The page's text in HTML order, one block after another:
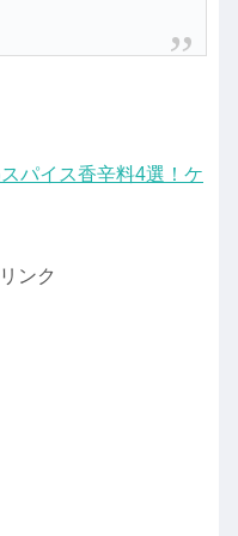
パイス香辛料4選！ケ
ンク